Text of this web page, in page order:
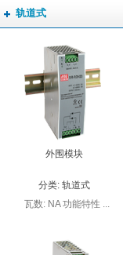
轨道式
外围模块
分类: 轨道式
瓦数: NA 功能特性 ...